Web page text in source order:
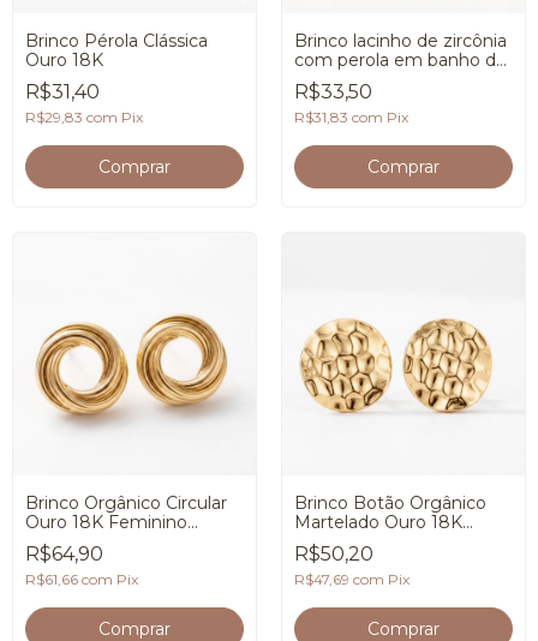
Brinco Pérola Clássica
Ouro 18K
R$31,40
R$29,83 com Pix
Brinco lacinho de zircônia
com perola em banho de
Ouro 18K
R$33,50
R$31,83 com Pix
Brinco Orgânico Circular
Ouro 18K Feminino
Premium
R$64,90
R$61,66 com Pix
Brinco Botão Orgânico
Martelado Ouro 18K
Premium
R$50,20
R$47,69 com Pix